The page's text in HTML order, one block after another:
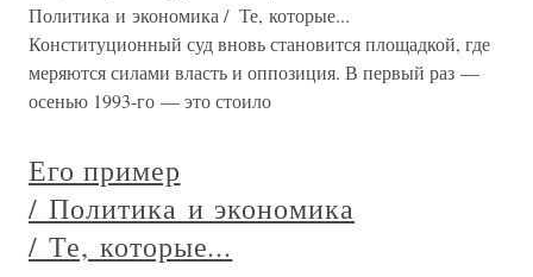
Политика и экономика / Те, которые...
Конституционный суд вновь становится площадкой, где
меряются силами власть и оппозиция. В первый раз —
осенью 1993-го — это стоило
Его пример
/ Политика и экономика
/ Те, которые...